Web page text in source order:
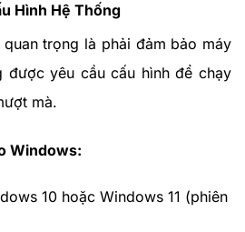
Hình Hệ Thống
trọng là phải đảm bảo máy
được yêu cầu cấu hình để chạy
mà.
Windows:
10 hoặc Windows 11 (phiên